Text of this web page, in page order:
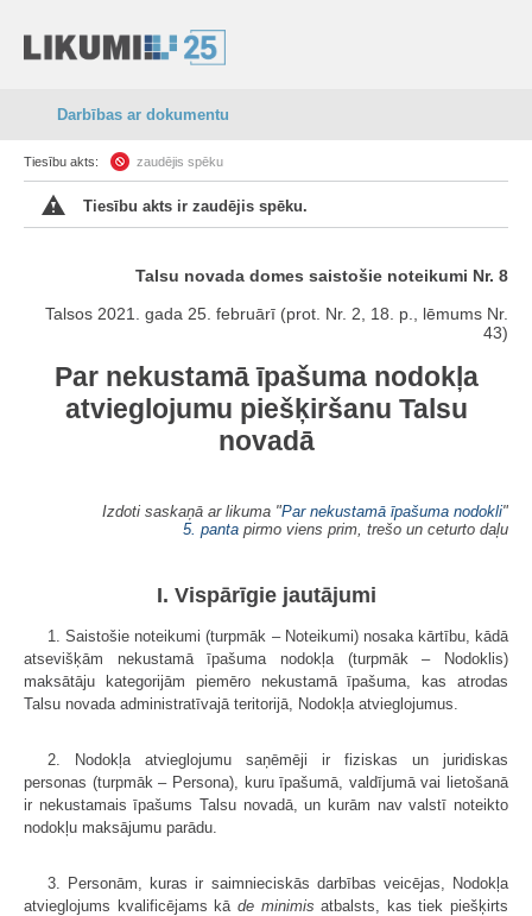
Darbības ar dokumentu
Tiesību akts: zaudējis spēku
Tiesību akts ir zaudējis spēku.
Talsu novada domes saistošie noteikumi Nr. 8
Talsos 2021. gada 25. februārī (prot. Nr. 2, 18. p., lēmums Nr.
43)
Par nekustamā īpašuma nodokļa
atvieglojumu piešķiršanu Talsu
novadā
Izdoti saskaņā ar likuma "Par nekustamā īpašuma nodokli"
5. panta pirmo viens prim, trešo un ceturto daļu
I. Vispārīgie jautājumi
1. Saistošie noteikumi (turpmāk – Noteikumi) nosaka kārtību, kādā
atsevišķām nekustamā īpašuma nodokļa (turpmāk – Nodoklis)
maksātāju kategorijām piemēro nekustamā īpašuma, kas atrodas
Talsu novada administratīvajā teritorijā, Nodokļa atvieglojumus.
2. Nodokļa atvieglojumu saņēmēji ir fiziskas un juridiskas
personas (turpmāk – Persona), kuru īpašumā, valdījumā vai lietošanā
ir nekustamais īpašums Talsu novadā, un kurām nav valstī noteikto
nodokļu maksājumu parādu.
3. Personām, kuras ir saimnieciskās darbības veicējas, Nodokļa
atvieglojums kvalificējams kā de minimis atbalsts, kas tiek piešķirts